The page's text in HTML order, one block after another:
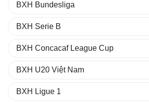
BXH Bundesliga
BXH Serie B
BXH Concacaf League Cup
BXH U20 Việt Nam
BXH Ligue 1